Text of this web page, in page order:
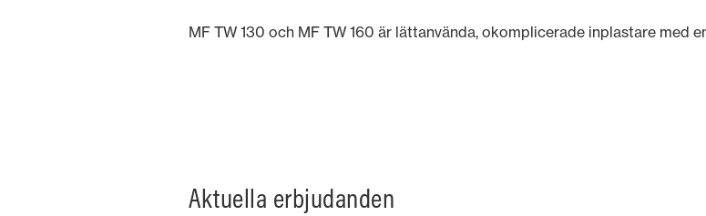
MF TW 130 och MF TW 160 är lättanvända, okomplicerade inplastare med
Aktuella erbjudanden